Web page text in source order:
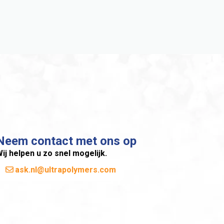
contact met ons op
helpen u zo snel mogelijk.
ask.nl@ultrapolymers.com